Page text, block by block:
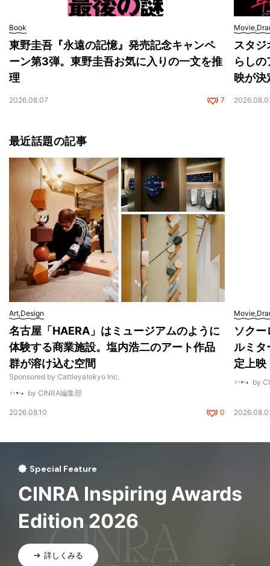
Book
東野圭吾『永遠の記憶』発売記念キャンペ
ーン第3弾。東野圭吾お気に入りの一文を推
理
2026.08.07 7
スタ
らし
映が決
最近話題の記事
Art,Design
名古屋「HAERA」はミュージアムのように
体験する商業施設。塩内浩二のアート作品
群が溶け込む空間
Sponsored by Cattleyatokyo Inc.
by CINRA編集部
2026.08.10 0
ソク
ルミタ
定上映
by
Special Feature
CINRA Inspiring Awards
Edition 2026
詳しくみる